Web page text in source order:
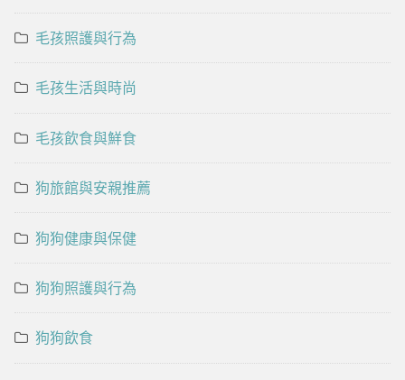
毛孩照護與行為
毛孩生活與時尚
毛孩飲食與鮮食
狗旅館與安親推薦
狗狗健康與保健
狗狗照護與行為
狗狗飲食